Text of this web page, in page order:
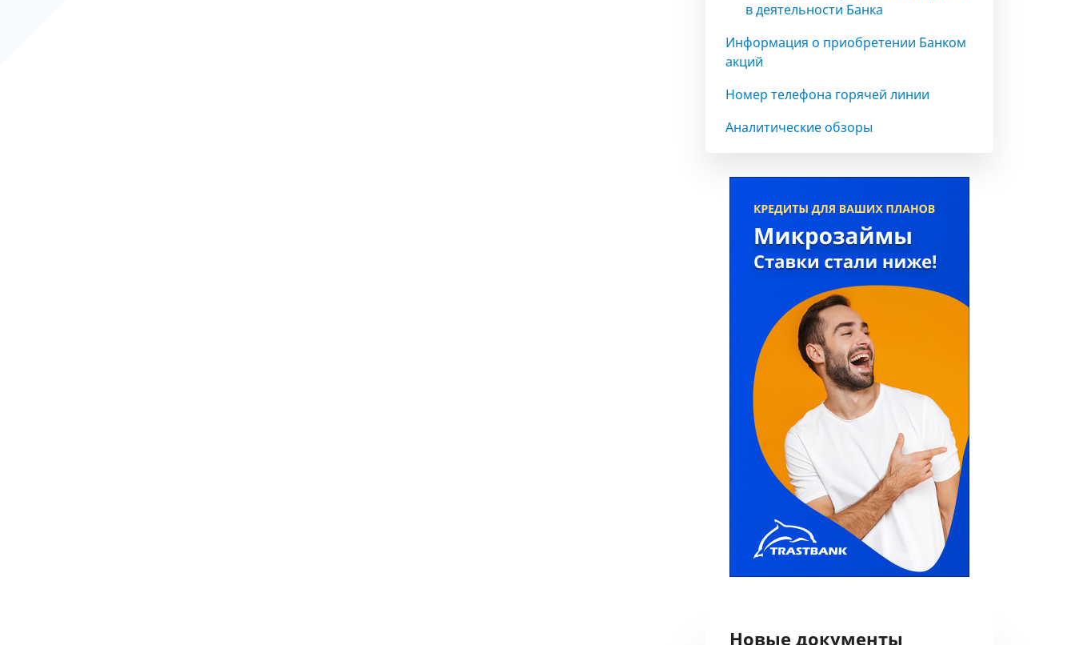
в деятельности Банка
Информация о приобретении Банком
акций
Номер телефона горячей линии
Аналитические обзоры
Новые документы